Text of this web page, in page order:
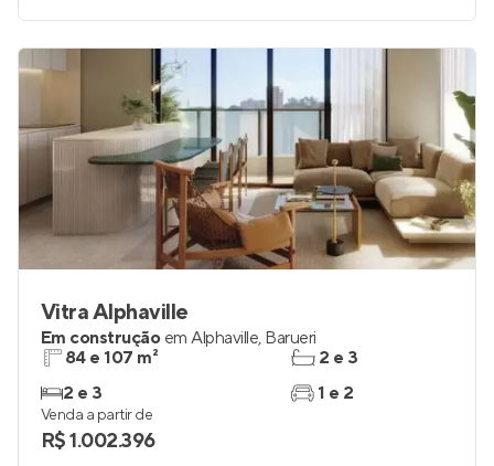
Vitra Alphaville
Em construção em Alphaville, Barueri
84 e 107 m²
2 e 3
2 e 3
1 e 2
Venda a partir de
R$ 1.002.396